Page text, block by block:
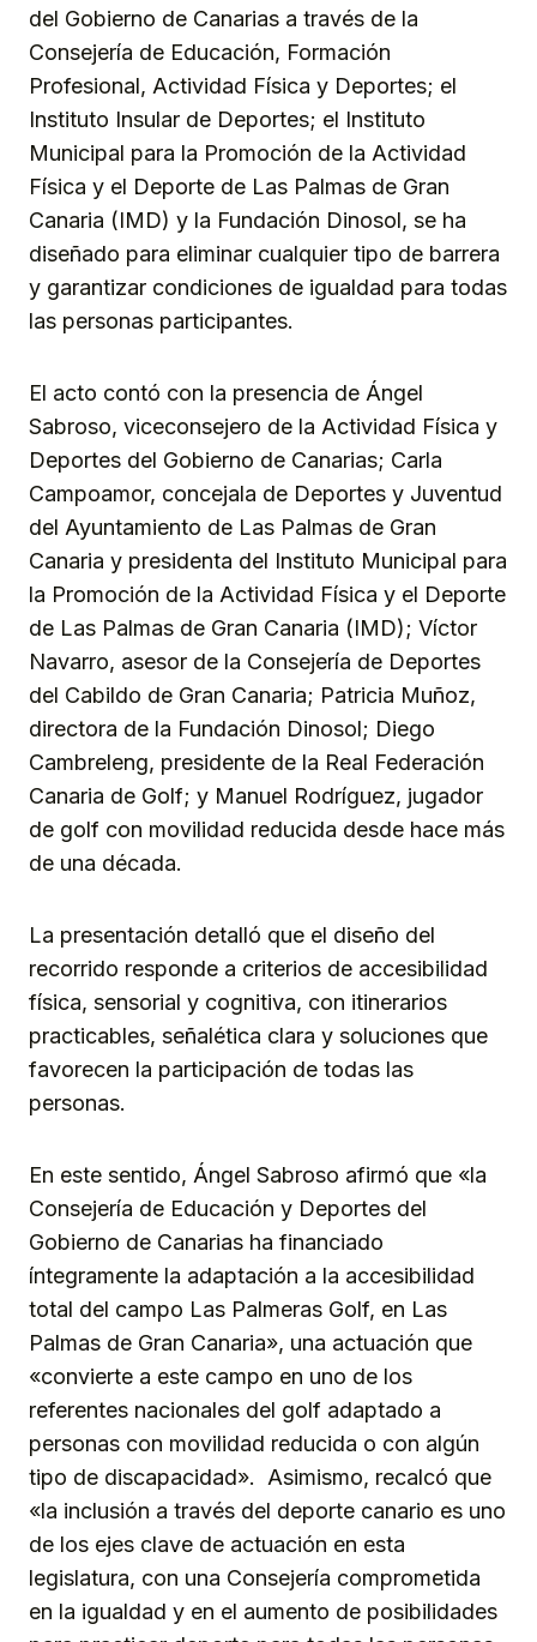
del Gobierno de Canarias a través de la
Consejería de Educación, Formación
Profesional, Actividad Física y Deportes; el
Instituto Insular de Deportes; el Instituto
Municipal para la Promoción de la Actividad
Física y el Deporte de Las Palmas de Gran
Canaria (IMD) y la Fundación Dinosol, se ha
diseñado para eliminar cualquier tipo de barrera
y garantizar condiciones de igualdad para todas
las personas participantes.
El acto contó con la presencia de Ángel
Sabroso, viceconsejero de la Actividad Física y
Deportes del Gobierno de Canarias; Carla
Campoamor, concejala de Deportes y Juventud
del Ayuntamiento de Las Palmas de Gran
Canaria y presidenta del Instituto Municipal para
la Promoción de la Actividad Física y el Deporte
de Las Palmas de Gran Canaria (IMD); Víctor
Navarro, asesor de la Consejería de Deportes
del Cabildo de Gran Canaria; Patricia Muñoz,
directora de la Fundación Dinosol; Diego
Cambreleng, presidente de la Real Federación
Canaria de Golf; y Manuel Rodríguez, jugador
de golf con movilidad reducida desde hace más
de una década.
La presentación detalló que el diseño del
recorrido responde a criterios de accesibilidad
física, sensorial y cognitiva, con itinerarios
practicables, señalética clara y soluciones que
favorecen la participación de todas las
personas.
En este sentido, Ángel Sabroso afirmó que «la
Consejería de Educación y Deportes del
Gobierno de Canarias ha financiado
íntegramente la adaptación a la accesibilidad
total del campo Las Palmeras Golf, en Las
Palmas de Gran Canaria», una actuación que
«convierte a este campo en uno de los
referentes nacionales del golf adaptado a
personas con movilidad reducida o con algún
tipo de discapacidad». Asimismo, recalcó que
«la inclusión a través del deporte canario es uno
de los ejes clave de actuación en esta
legislatura, con una Consejería comprometida
en la igualdad y en el aumento de posibilidades